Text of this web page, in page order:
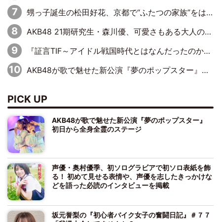
甥っ子誕生の松田好花、京都で“ふたつの家族”をはしご！ “母”黒谷友香に見送られ、“父”松岡昌宏とはハシゴ酒
AKB48 21期研究生・森川優、可愛さもある大人の女性に
『証言TIF～アイドル戦国時代とはなんだったのか～』第10回：さくら学院・武藤彩未×飯田らうら「正直、中3で辞めるというのを信じてなくて。そう言われてはいたけど、嘘でしょって」
AKB48が歌で魅せた新公演『夢のポップスター』 初日から全身全霊のステージ
PICK UP
AKB48が歌で魅せた新公演『夢のポップスター』
初日から全身全霊のステージ
声優・奥村優季、初ソログラビアで初ソロ表紙を飾
る！ 初めて見せる表情や、声優を志したきっかけな
どを語った必読のインタビューを掲載
坂元誉梨の『初心者バイク女子の奮闘日記』＃７７